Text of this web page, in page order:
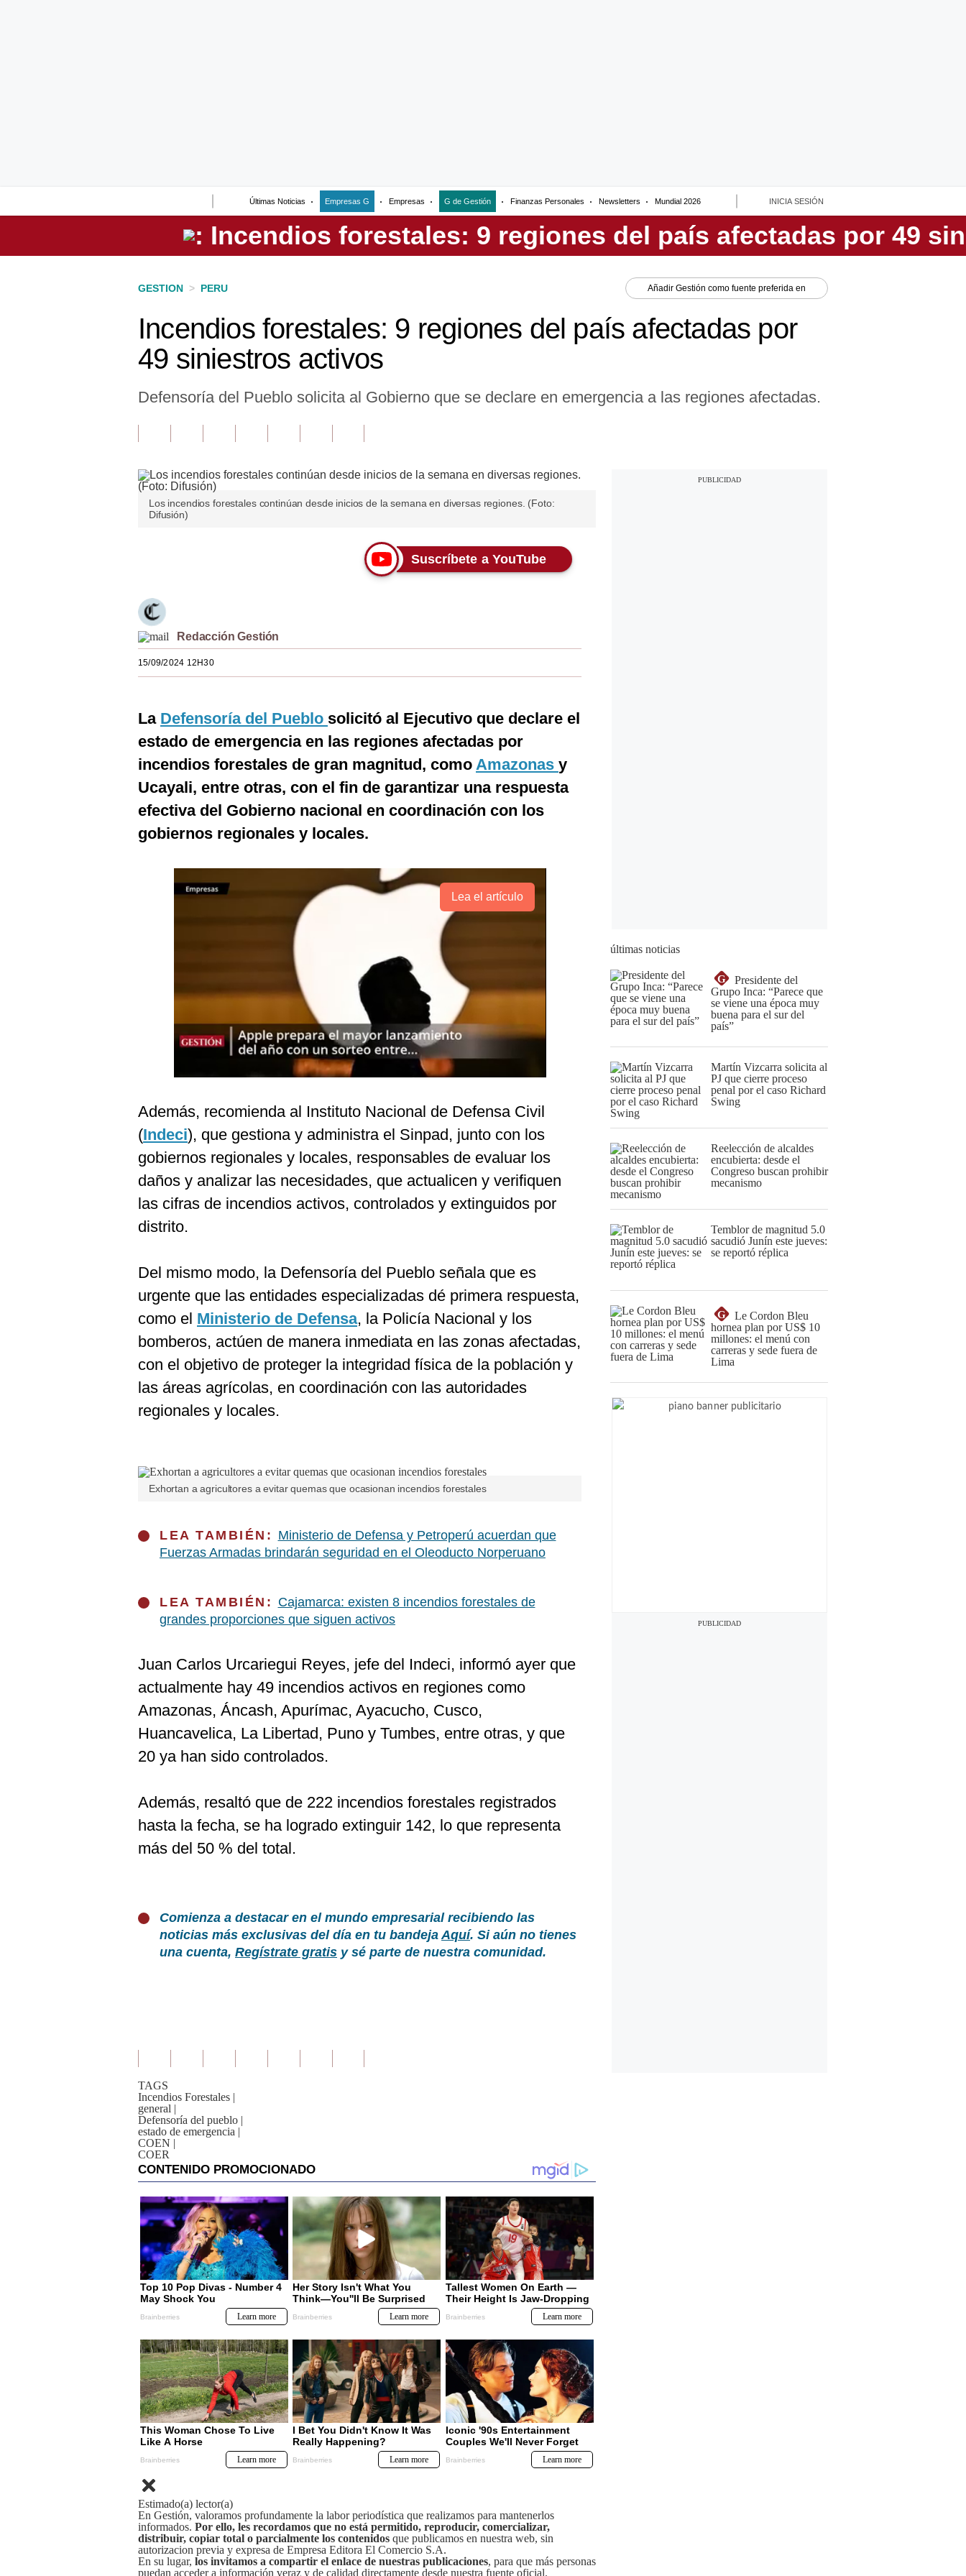
Últimas Noticias Empresas G Empresas G de Gestión Finanzas Personales Newsletters Mundial 2026 INICIA SESIÓN
Perú
GESTION > PERU Añadir Gestión como fuente preferida en
Incendios forestales: 9 regiones del país afectadas por
49 siniestros activos
Defensoría del Pueblo solicita al Gobierno que se declare en emergencia a las regiones afectadas.
Los incendios forestales continúan desde inicios de la semana en diversas regiones. (Foto:
Difusión)
Suscríbete a YouTube
Redacción Gestión
15/09/2024 12H30
La Defensoría del Pueblo solicitó al Ejecutivo que declare el
estado de emergencia en las regiones afectadas por
incendios forestales de gran magnitud, como Amazonas y
Ucayali, entre otras, con el fin de garantizar una respuesta
efectiva del Gobierno nacional en coordinación con los
gobiernos regionales y locales.
Lea el artículo
Además, recomienda al Instituto Nacional de Defensa Civil
(Indeci), que gestiona y administra el Sinpad, junto con los
gobiernos regionales y locales, responsables de evaluar los
daños y analizar las necesidades, que actualicen y verifiquen
las cifras de incendios activos, controlados y extinguidos por
distrito.
Del mismo modo, la Defensoría del Pueblo señala que es
urgente que las entidades especializadas dé primera respuesta,
como el Ministerio de Defensa, la Policía Nacional y los
bomberos, actúen de manera inmediata en las zonas afectadas,
con el objetivo de proteger la integridad física de la población y
las áreas agrícolas, en coordinación con las autoridades
regionales y locales.
Exhortan a agricultores a evitar quemas que ocasionan incendios forestales
LEA TAMBIÉN: Ministerio de Defensa y Petroperú acuerdan que
Fuerzas Armadas brindarán seguridad en el Oleoducto Norperuano
LEA TAMBIÉN: Cajamarca: existen 8 incendios forestales de
grandes proporciones que siguen activos
Juan Carlos Urcariegui Reyes, jefe del Indeci, informó ayer que
actualmente hay 49 incendios activos en regiones como
Amazonas, Áncash, Apurímac, Ayacucho, Cusco,
Huancavelica, La Libertad, Puno y Tumbes, entre otras, y que
20 ya han sido controlados.
Además, resaltó que de 222 incendios forestales registrados
hasta la fecha, se ha logrado extinguir 142, lo que representa
más del 50 % del total.
Comienza a destacar en el mundo empresarial recibiendo las
noticias más exclusivas del día en tu bandejaAquí. Si aún no tienes
una cuenta, Regístrate gratis y sé parte de nuestra comunidad.
TAGS
Incendios Forestales |
general |
Defensoría del pueblo |
estado de emergencia |
COEN |
COER
Estimado(a) lector(a)
En Gestión, valoramos profundamente la labor periodística que realizamos para mantenerlos
informados. Por ello, les recordamos que no está permitido, reproducir, comercializar,
distribuir, copiar total o parcialmente los contenidos que publicamos en nuestra web, sin
autorizacion previa y expresa de Empresa Editora El Comercio S.A.
En su lugar, los invitamos a compartir el enlace de nuestras publicaciones, para que más personas
puedan acceder a información veraz y de calidad directamente desde nuestra fuente oficial.
últimas noticias
G
Presidente del
Grupo Inca: “Parece que
se viene una época muy
buena para el sur del
país”
Martín Vizcarra solicita al
PJ que cierre proceso
penal por el caso Richard
Swing
Reelección de alcaldes
encubierta: desde el
Congreso buscan prohibir
mecanismo
Temblor de magnitud 5.0
sacudió Junín este jueves:
se reportó réplica
G
Le Cordon Bleu
hornea plan por US$ 10
millones: el menú con
carreras y sede fuera de
Lima